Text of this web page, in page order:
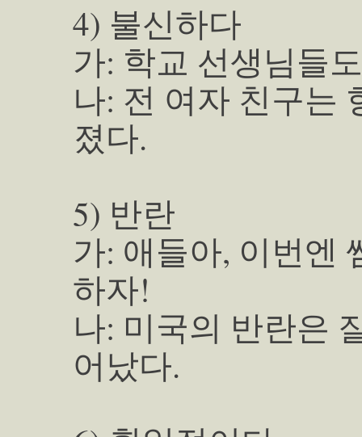
4) 불신하다
가: 학교 선생님들
나: 전 여자 친구는
졌다.
5) 반란
가: 애들아, 이번엔
하자!
나: 미국의 반란은
어났다.